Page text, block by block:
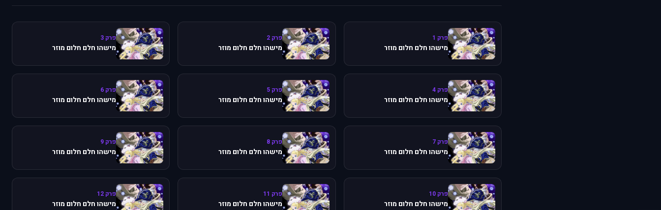
פרק 1
מישהו חלם חלום מוזר
פרק 2
מישהו חלם חלום מוזר
פרק 3
מישהו חלם חלום מוזר
פרק 4
מישהו חלם חלום מוזר
פרק 5
מישהו חלם חלום מוזר
פרק 6
מישהו חלם חלום מוזר
פרק 7
מישהו חלם חלום מוזר
פרק 8
מישהו חלם חלום מוזר
פרק 9
מישהו חלם חלום מוזר
פרק 10
מישהו חלם חלום מוזר
פרק 11
מישהו חלם חלום מוזר
פרק 12
מישהו חלם חלום מוזר